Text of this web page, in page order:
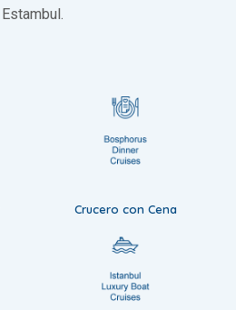
Estambul.
Crucero con Cena